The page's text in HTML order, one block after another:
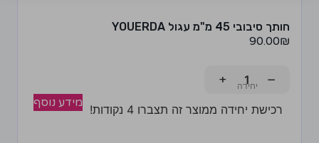
חותך סיבובי 45 מ"מ עגול YOUERDA
90.00₪
−
+
רכישת יחידה ממוצר זה תצברו 4 נקודות! מידע נוסף